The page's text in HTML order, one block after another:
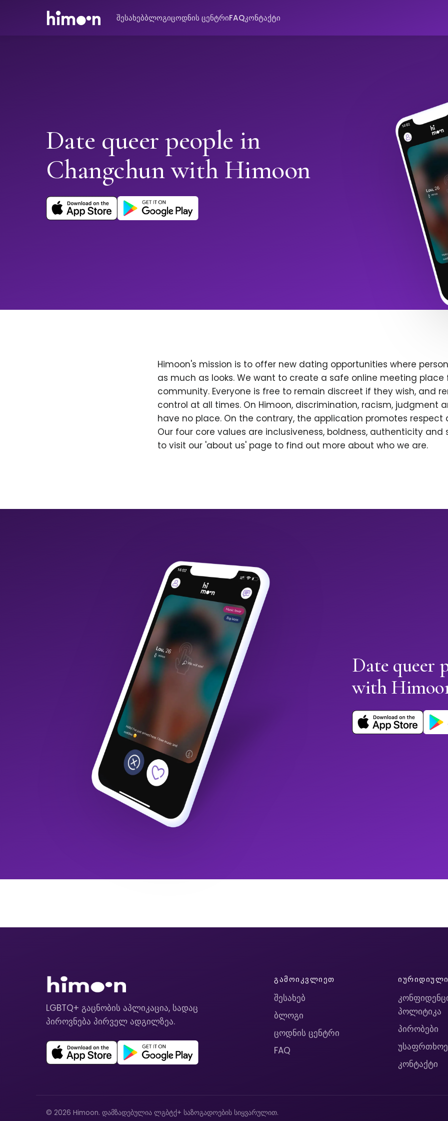
შესახებბლოგიცოდნის ცენტრიFAQკონტაქტი
Date queer people in
Changchun with Himoon
Himoon's mission is to offer new dating opportunities where
as much as looks. We want to create a safe online meeting place
community. Everyone is free to remain discreet if they wish, and
control at all times. On Himoon, discrimination, racism, judgment
have no place. On the contrary, the application promotes respect
Our four core values are inclusiveness, boldness, authenticity and
to visit our 'about us' page to find out more about who we are.
Date queer
with
LGBTQ+ გაცნობის აპლიკაცია, სადაც
პიროვნება პირველ ადგილზეა.
ᲒᲐᲛᲝᲘᲙᲕᲚᲘᲔᲗ
შესახებ
ბლოგი
ცოდნის ცენტრი
FAQ
პოლიტიკა
პირობები
კონტაქტი
© 2026 Himoon. დამზადებულია ლგბტქ+ საზოგადოების სიყვარულით.